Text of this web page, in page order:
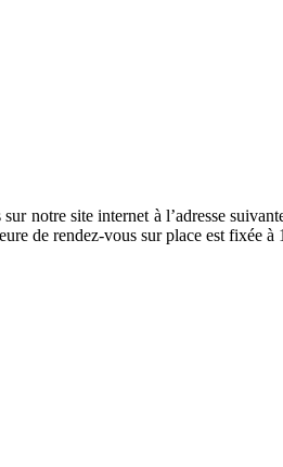
notre site internet à l’adresse
de rendez-vous sur place est fixée